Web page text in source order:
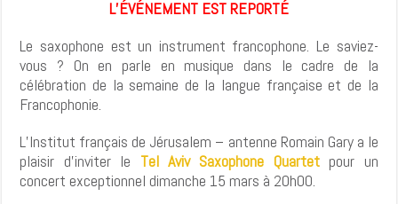
L’ÉVÉNEMENT EST REPORTÉ
Le saxophone est un instrument francophone. Le saviez-
vous ? On en parle en musique dans le cadre de la
célébration de la semaine de la langue française et de la
Francophonie.
L’Institut français de Jérusalem – antenne Romain Gary a le
plaisir d’inviter le Tel Aviv Saxophone Quartetpour un
concert exceptionnel dimanche 15 mars à 20h00.